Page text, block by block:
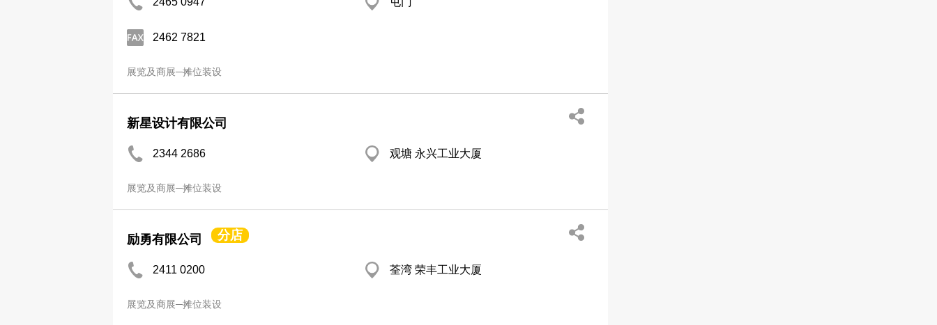
2462 7821
展览及商展─摊位装设
新星设计有限公司
2344 2686 观塘 永兴工业大厦
展览及商展─摊位装设
励勇有限公司 分店
2411 0200 荃湾 荣丰工业大厦
展览及商展─摊位装设